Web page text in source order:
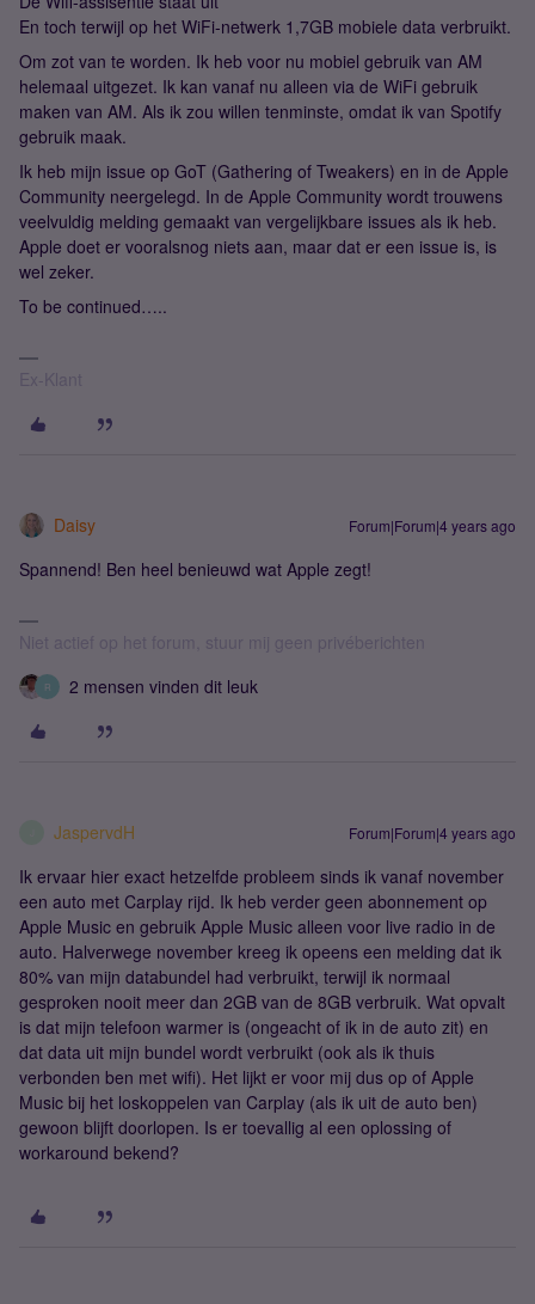
En toch terwijl op het WiFi-netwerk 1,7GB mobiele data verbruikt.
Om zot van te worden. Ik heb voor nu mobiel gebruik van AM
helemaal uitgezet. Ik kan vanaf nu alleen via de WiFi gebruik
maken van AM. Als ik zou willen tenminste, omdat ik van Spotify
gebruik maak.
Ik heb mijn issue op GoT (Gathering of Tweakers) en in de Apple
Community neergelegd. In de Apple Community wordt trouwens
veelvuldig melding gemaakt van vergelijkbare issues als ik heb.
Apple doet er vooralsnog niets aan, maar dat er een issue is, is
wel zeker.
To be continued…..
Ex-Klant
Daisy Forum|Forum|4 years ago
Spannend! Ben heel benieuwd wat Apple zegt!
Niet actief op het forum, stuur mij geen privéberichten
R 2 mensen vinden dit leuk
JaspervdH Forum|Forum|4 years ago
Ik ervaar hier exact hetzelfde probleem sinds ik vanaf november
een auto met Carplay rijd. Ik heb verder geen abonnement op
Apple Music en gebruik Apple Music alleen voor live radio in de
auto. Halverwege november kreeg ik opeens een melding dat ik
80% van mijn databundel had verbruikt, terwijl ik normaal
gesproken nooit meer dan 2GB van de 8GB verbruik. Wat opvalt
is dat mijn telefoon warmer is (ongeacht of ik in de auto zit) en
dat data uit mijn bundel wordt verbruikt (ook als ik thuis
verbonden ben met wifi). Het lijkt er voor mij dus op of Apple
Music bij het loskoppelen van Carplay (als ik uit de auto ben)
gewoon blijft doorlopen. Is er toevallig al een oplossing of
workaround bekend?